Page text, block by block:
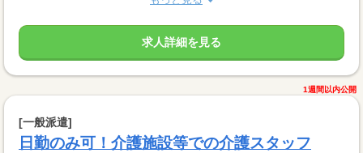
求人詳細を見る
1週間以内公開
[一般派遣]
日勤のみ可！介護施設等での介護スタッフ